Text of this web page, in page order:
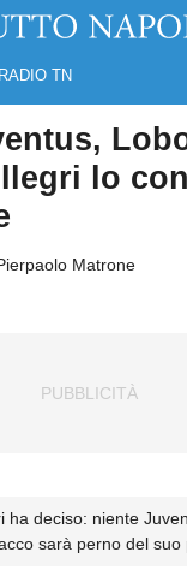
RADIO TN
lo
Matrone
ha deciso: niente
sarà perno del suo